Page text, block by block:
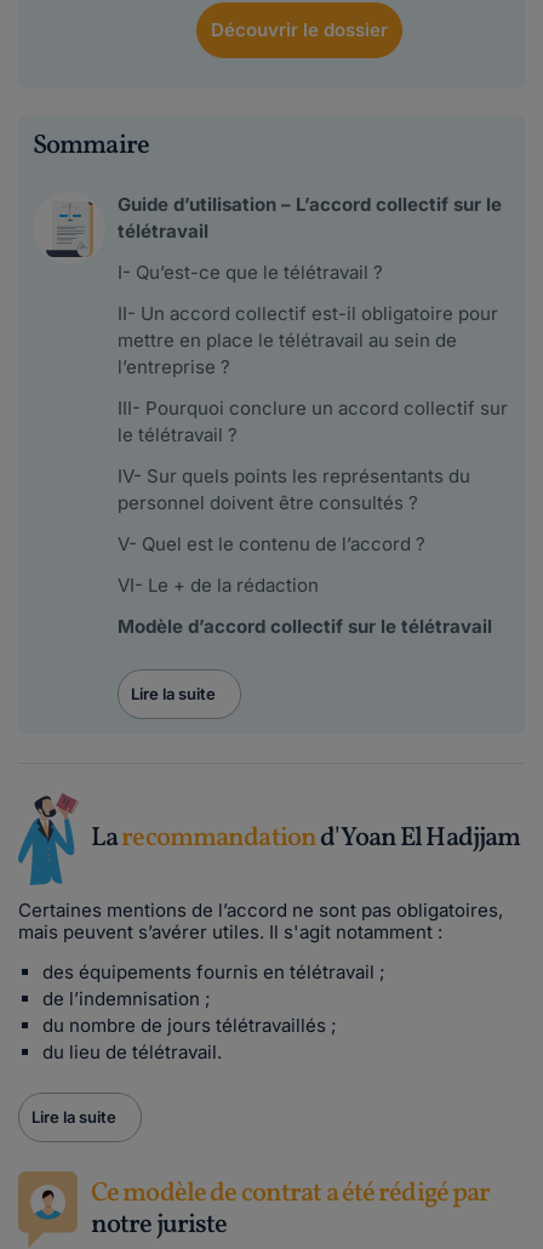
Découvrirle dossier
Sommaire
Guide d’utilisation – L’accord collectif sur le
télétravail
I- Qu’est-ce que le télétravail ?
II- Un accord collectif est-il obligatoire pour
mettre en place le télétravail au sein de
l’entreprise ?
III- Pourquoi conclure un accord collectif sur
le télétravail ?
IV- Sur quels points les représentants du
personnel doivent être consultés ?
V- Quel est le contenu de l’accord ?
VI- Le + de la rédaction
Modèle d’accord collectif sur le télétravail
Lire la suite
Larecommandationd'Yoan El Hadjjam
Certaines mentions de l’accord ne sont pas obligatoires,
mais peuvent s’avérer utiles. Il s'agit notamment :
des équipements fournis en télétravail ;
de l’indemnisation ;
du nombre de jours télétravaillés ;
du lieu de télétravail.
Lire la suite
Ce modèle de contrat a été rédigé par
notre juriste